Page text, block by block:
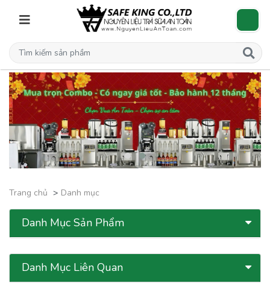
Trang chủ Danh mục
Danh Mục Sản Phẩm
Danh Mục Liên Quan